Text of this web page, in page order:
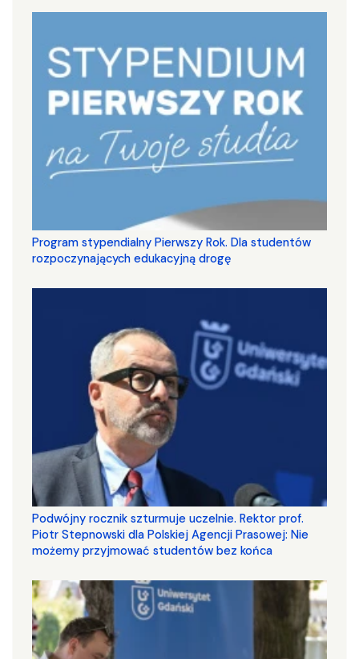
Program stypendialny Pierwszy Rok. Dla studentów
rozpoczynających edukacyjną drogę
Podwójny rocznik szturmuje uczelnie. Rektor prof.
Piotr Stepnowski dla Polskiej Agencji Prasowej: Nie
możemy przyjmować studentów bez końca